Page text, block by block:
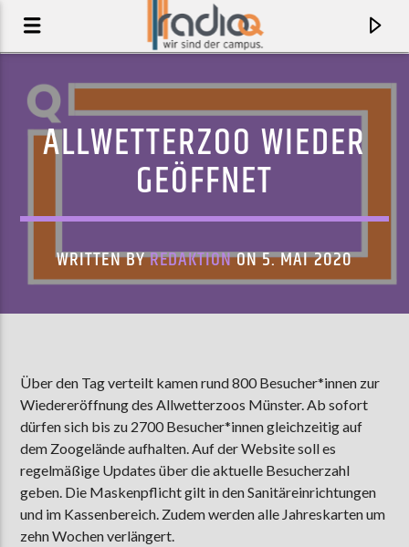
WEDNESDAYS
SOFT LOFT
AKTUELLE SENDUNG
MOEBIUS
12:00 18:00
ALLWETTERZOO WIEDER
GEÖFFNET
WRITTEN BYREDAKTIONON 5. MAI 2020
Über den Tag verteilt kamen rund 800 Besucher*innen zur
Wiedereröffnung des Allwetterzoos Münster. Ab sofort
dürfen sich bis zu 2700 Besucher*innen gleichzeitig auf
dem Zoogelände aufhalten. Auf der Website soll es
regelmäßige Updates über die aktuelle Besucherzahl
geben. Die Maskenpflicht gilt in den Sanitäreinrichtungen
und im Kassenbereich. Zudem werden alle Jahreskarten um
zehn Wochen verlängert.